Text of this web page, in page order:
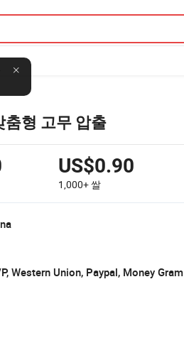
춤형 고무 압출
US$0.90
1,000+쌀
Western Union, Paypal, Money Gram